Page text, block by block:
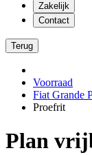
Zakelijk
Contact
Terug
Voorraad
Fiat Grande
Proefrit
Plan